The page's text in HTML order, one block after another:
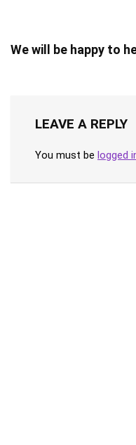
We will be happy to
LEAVE A REPLY
You must be logged